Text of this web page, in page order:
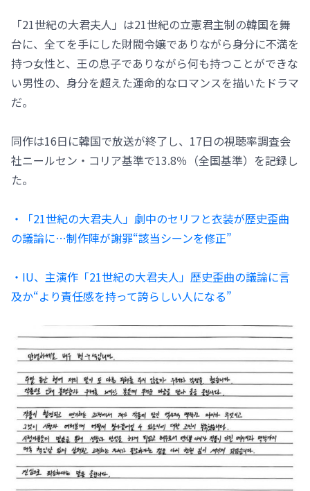
「21世紀の大君夫人」は21世紀の立憲君主制の韓国を舞
台に、全てを手にした財閥令嬢でありながら身分に不満を
持つ女性と、王の息子でありながら何も持つことができな
い男性の、身分を超えた運命的なロマンスを描いたドラマ
だ。
同作は16日に韓国で放送が終了し、17日の視聴率調査会
社ニールセン・コリア基準で13.8％（全国基準）を記録し
た。
・「21世紀の大君夫人」劇中のセリフと衣装が歴史歪曲
の議論に…制作陣が謝罪“該当シーンを修正”
・IU、主演作「21世紀の大君夫人」歴史歪曲の議論に言
及か“より責任感を持って誇らしい人になる”